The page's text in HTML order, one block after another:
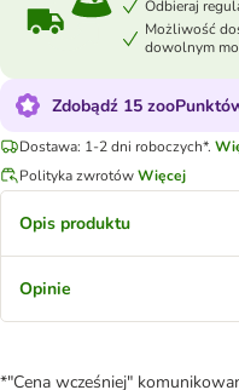
Odbieraj
Możliwość
dowolnym
Zdobądź 15
Dostawa: 1-2 dni roboczych*.
Polityka zwrotówWięcej
Opis produktu
Opinie
*"Cena wcześniej"